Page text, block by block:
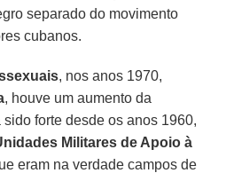
separado do movimento
cubanos.
, nos anos 1970,
, houve um aumento da
forte desde os anos 1960,
Militares de Apoio à
eram na verdade campos de